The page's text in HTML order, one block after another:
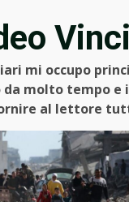
mi occupo
molto tempo e
al lettore